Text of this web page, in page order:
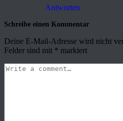
Antworten
Schreibe einen Kommentar
Deine E-Mail-Adresse wird nicht
Felder sind mit * markiert